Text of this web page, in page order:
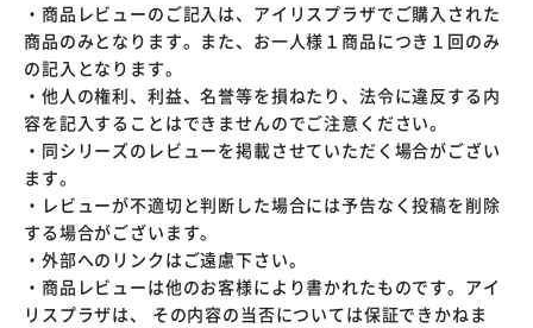
・商品レビューのご記入は、アイリスプラザでご購入された
商品のみとなります。また、お一人様１商品につき１回のみ
の記入となります。
・他人の権利、利益、名誉等を損ねたり、法令に違反する内
容を記入することはできませんのでご注意ください。
・同シリーズのレビューを掲載させていただく場合がござい
ます。
・レビューが不適切と判断した場合には予告なく投稿を削除
する場合がございます。
・外部へのリンクはご遠慮下さい。
・商品レビューは他のお客様により書かれたものです。アイ
リスプラザは、 その内容の当否については保証できかねま